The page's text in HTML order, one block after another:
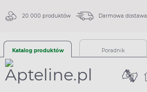
20 000 produktów Darmowa dostawa
Katalog produktów Poradnik